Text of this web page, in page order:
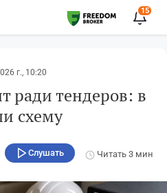
15
г., 10:20
ради тендеров: в
схему
Слушать Читать 3 мин